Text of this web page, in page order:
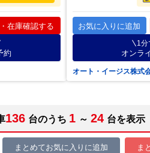
在庫確認する
約
お気に入りに追加
1分
オンラ
オート・イージス株式
136 台のうち 1 ～ 24 台を表示
まとめてお気に入りに追加 ま